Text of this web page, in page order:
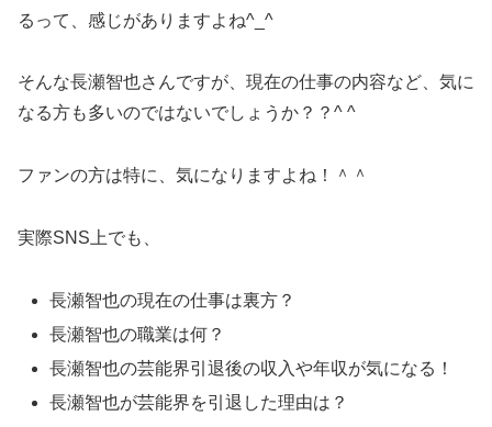
るって、感じがありますよね^_^
そんな長瀬智也さんですが、現在の仕事の内容など、気に
なる方も多いのではないでしょうか？？^ ^
ファンの方は特に、気になりますよね！＾＾
実際SNS上でも、
長瀬智也の現在の仕事は裏方？
長瀬智也の職業は何？
長瀬智也の芸能界引退後の収入や年収が気になる！
長瀬智也が芸能界を引退した理由は？